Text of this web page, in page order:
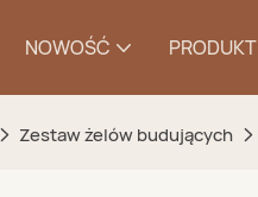
NOWOŚĆ PRODUKT
Zestaw żelów budujących